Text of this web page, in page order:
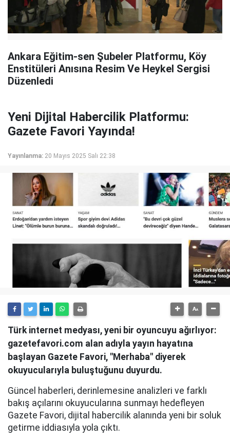
Ankara Eğitim-sen Şubeler Platformu, Köy
Enstitüleri Anısına Resim Ve Heykel Sergisi
Düzenledi
Yeni Dijital Habercilik Platformu:
Gazete Favori Yayında!
Yayınlanma: 20 Mayıs 2025 Salı 22:38
Türk internet medyası, yeni bir oyuncuyu ağırlıyor:
gazetefavori.com alan adıyla yayın hayatına
başlayan Gazete Favori, "Merhaba" diyerek
okuyucularıyla buluştuğunu duyurdu.
Güncel haberleri, derinlemesine analizleri ve farklı
bakış açılarını okuyucularına sunmayı hedefleyen
Gazete Favori, dijital habercilik alanında yeni bir soluk
getirme iddiasıyla yola çıktı.